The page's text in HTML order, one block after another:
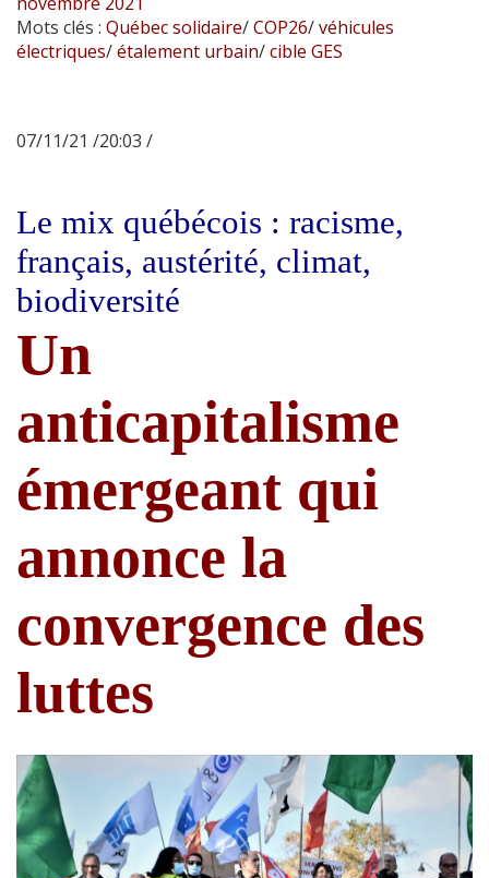
Mots clés : Québec solidaire/COP26/véhicules
électriques/étalement urbain/cible GES
07/11/21 /20:03 /
Le mix québécois : racisme,
français, austérité, climat,
biodiversité
Un
anticapitalisme
émergeant qui
annonce la
convergence des
luttes